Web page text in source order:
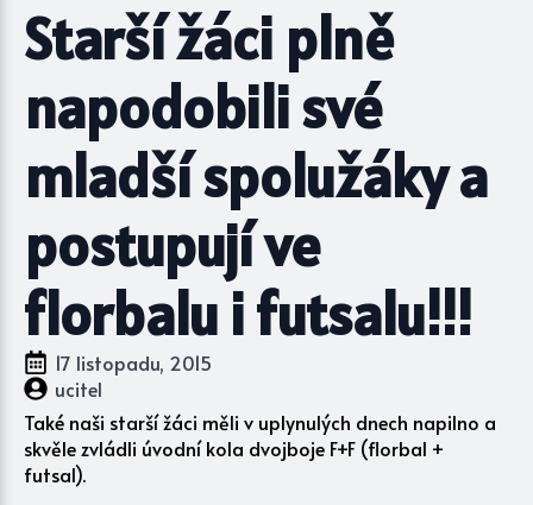
Starší žáci plně
napodobili své
mladší spolužáky a
postupují ve
florbalu i futsalu!!!
17 listopadu, 2015
ucitel
Také naši starší žáci měli v uplynulých dnech napilno a
skvěle zvládli úvodní kola dvojboje F+F (florbal +
futsal).